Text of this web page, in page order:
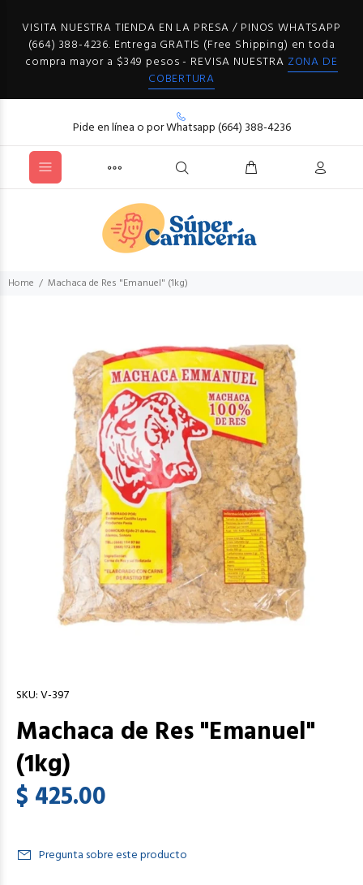
VISITA NUESTRA TIENDA EN LA PRESA / PINOS WHATSAPP
(664) 388-4236. Entrega GRATIS (Free Shipping) en toda
compra mayor a $349 pesos - REVISA NUESTRA ZONA DE
COBERTURA
Pide en línea o por Whatsapp (664) 388-4236
Home Machaca de Res "Emanuel" (1kg)
SKU:V-397
Machaca de Res "Emanuel"
(1kg)
$ 425.00
Pregunta sobre este producto